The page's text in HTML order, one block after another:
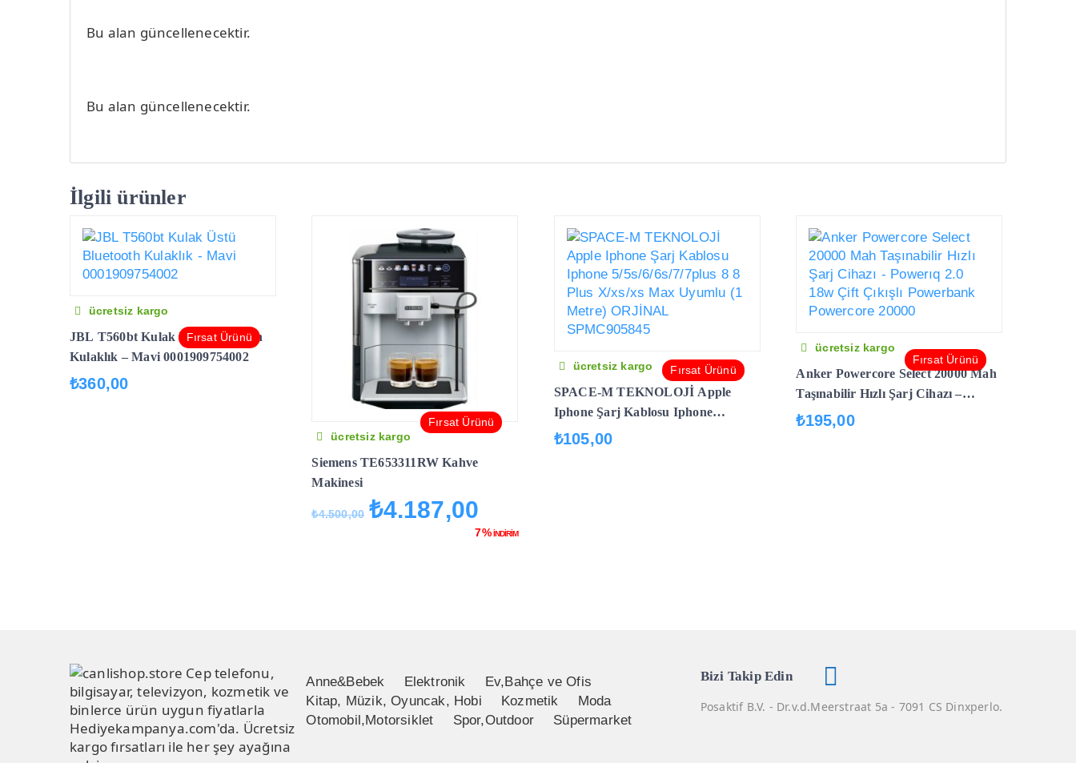
Bu alan güncellenecektir.
Bu alan güncellenecektir.
İlgili ürünler
Fırsat Ürünü
ücretsiz kargo
JBL T560bt Kulak Üstü Bluetooth
Kulaklık – Mavi 0001909754002
₺360,00
Fırsat Ürünü
ücretsiz kargo
Siemens TE653311RW Kahve
Makinesi
₺4.500,00 Orijinal
₺4.187,00
andaki
7%İNDİRİM
Fırsat Ürünü
ücretsiz kargo
SPACE-M TEKNOLOJİ Apple
Iphone Şarj Kablosu Iphone
5/5s/6/6s/7/7plus 8 8 Plus X/xs/xs
₺105,00
Fırsat Ürünü
ücretsiz kargo
Anker Powercore Select 20000 Mah
Taşınabilir Hızlı Şarj Cihazı –
Powerıq 2.0 18w Çift Çıkışlı
₺195,00
Anne&Bebek Elektronik
Ev,Bahçe ve Ofis
Kitap, Müzik, Oyuncak, Hobi
Kozmetik
Moda
Otomobil,Motorsiklet
Spor,Outdoor Süpermarket
Bizi Takip Edin
Posaktif B.V. - Dr.v.d.Meerstraat 5a - 7091 CS Dinxperlo.